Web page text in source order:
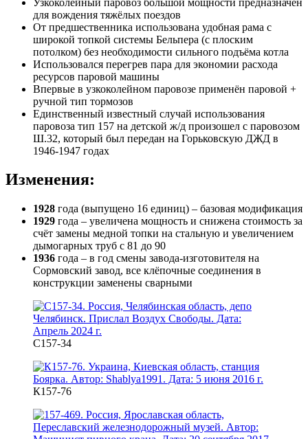
для вождения тяжёлых поездов
От предшественника использована удобная рама с
широкой топкой системы Бельпера (с плоским
потолком) без необходимости сильного подъёма котла
Использовался перегрев пара для экономии расхода
ресурсов паровой машины
Впервые в узкоколейном паровозе применён паровой +
ручной тип тормозов
Единственный известный случай использования
паровоза тип 157 на детской ж/д произошел с паровозом
Ш.32, который был передан на Горьковскую ДЖД в
1946-1947 годах
Изменения:
1928 года (выпущено 16 единиц) – базовая модификация
1929 года – увеличена мощность и снижена стоимость за
счёт замены медной топки на стальную и увеличением
дымогарных труб с 81 до 90
1936 года – в год смены завода-изготовителя на
Сормовский завод, все клёпочные соединения в
конструкции заменены сварными
С157-34
К157-76